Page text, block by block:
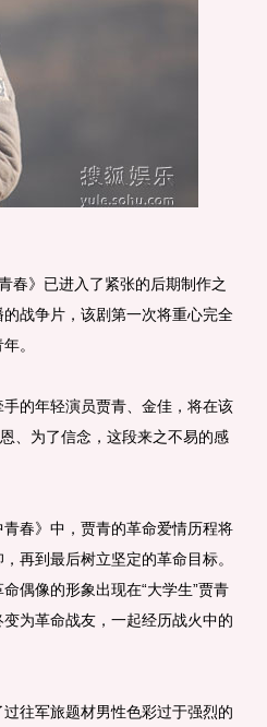
》已进入了紧张的后期制作之
战争片，该剧第一次将重心完全
。
的年轻演员贾青、金佳，将在该
、为了信念，这段来之不易的感
春》中，贾青的革命爱情历程将
再到最后树立坚定的革命目标。
偶像的形象出现在“大学生”贾青
为革命战友，一起经历战火中的
往军旅题材男性色彩过于强烈的